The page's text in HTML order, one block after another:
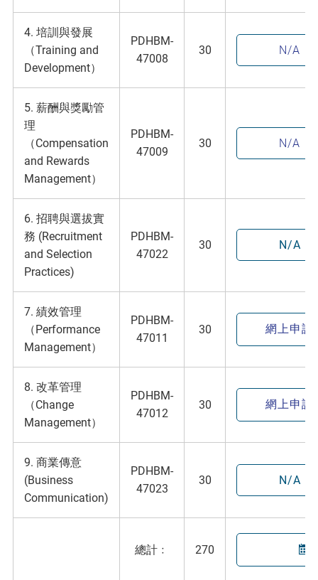
4. 培訓與發展
（Training and
Development）
PDHBM-
47008
30 N/A
5. 薪酬與獎勵管
理
（Compensation
and Rewards
Management）
PDHBM-
47009
30 N/A
6. 招聘與選拔實
務 (Recruitment
and Selection
Practices)
PDHBM-
47022
30 N/A
7. 績效管理
（Performance
Management）
PDHBM-
47011
30 網上申請
8. 改革管理
（Change
Management）
PDHBM-
47012
30 網上申請
9. 商業傳意
(Business
Communication)
PDHBM-
47023
30 N/A
總計﹕ 270